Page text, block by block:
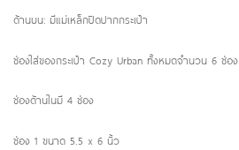
ด้านบน: มีแม่เหล็กปิดปากกระเป๋า
ช่องใส่ของกระเป๋า Cozy Urban ทั้งหมดจำนวน 6 ช่อง
ช่องด้านในมี 4 ช่อง
ช่อง 1 ขนาด 5.5 x 6 นิ้ว